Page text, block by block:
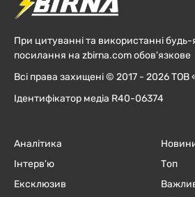
При цитуванні та використанні будь-
посилання на zbirna.com обов'язкове
Всі права захищені © 2017 - 2026
Ідентифікатор медіа R40-06374
Аналітика
Інтерв'ю
Ексклюзив
Топ